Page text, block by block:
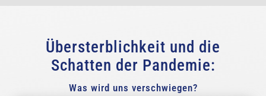
Übersterblichkeit und die
Schatten der Pandemie:
Was wird uns verschwiegen?